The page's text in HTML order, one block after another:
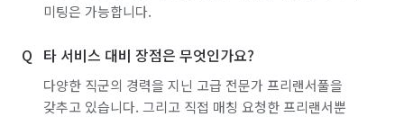
미팅은 가능합니다.
타 서비스 대비 장점은 무엇인가요?
다양한 직군의 경력을 지닌 고급 전문가 프리랜서풀을
갖추고 있습니다. 그리고 직접 매칭 요청한 프리랜서뿐